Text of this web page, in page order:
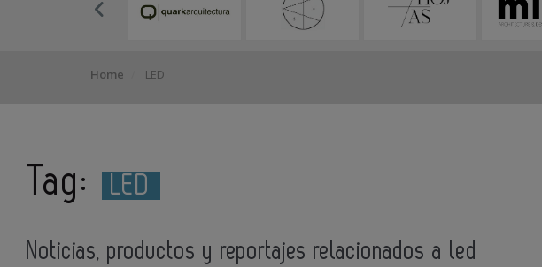
Home LED
Tag: LED
Noticias, productos y reportajes relacionados a led